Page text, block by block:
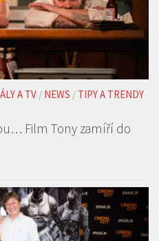
A TV / NEWS / TIPY A TRENDY
Film Tony zamíří do